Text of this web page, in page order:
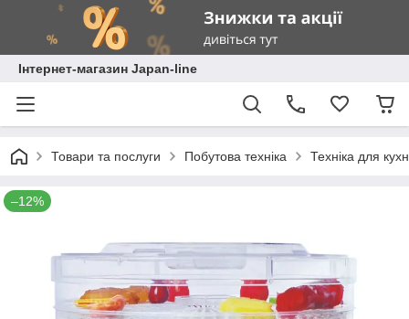
Інтернет-магазин Japan-line
Товари та послуги Побутова техніка Техніка для
–12%